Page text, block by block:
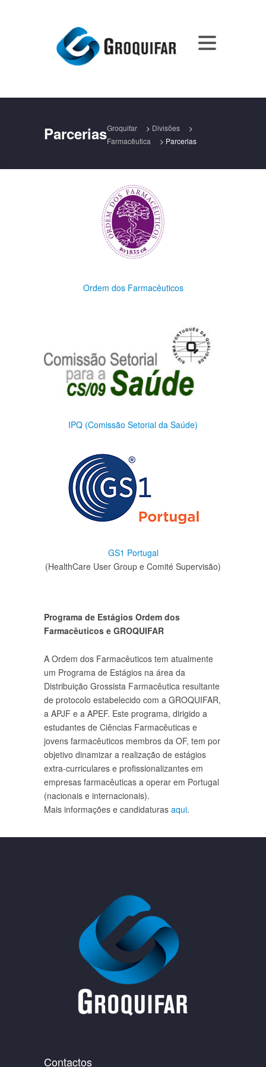
ParceriasGroquifar > Divisões
>
Farmacêutica
> Parcerias
Ordem dos Farmacêuticos
IPQ (Comissão Setorial da Saúde)
GS1 Portugal
(HealthCare User Group e Comité Supervisão)
Programa de Estágios Ordem dos
Farmacêuticos e GROQUIFAR
A Ordem dos Farmacêuticos tem atualmente
um Programa de Estágios na área da
Distribuição Grossista Farmacêutica resultante
de protocolo estabelecido com a GROQUIFAR,
a APJF e a APEF. Este programa, dirigido a
estudantes de Ciências Farmacêuticas e
jovens farmacêuticos membros da OF, tem por
objetivo dinamizar a realização de estágios
extra-curriculares e profissionalizantes em
empresas farmacêuticas a operar em Portugal
(nacionais e internacionais).
Mais informações e candidaturas aqui.
Contactos